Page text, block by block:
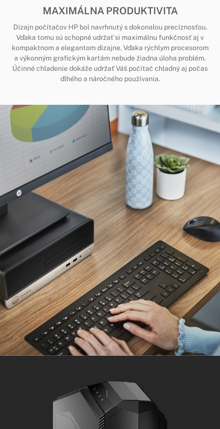
MAXIMÁLNA PRODUKTIVITA
Dizajn počítačov HP bol navrhnutý s dokonalou precíznosťou.
Vďaka tomu sú schopné udržať si maximálnu funkčnosť aj v
kompaktnom a elegantom dizajne. Vďaka rýchlym procesorom
a výkonným grafickým kartám nebude žiadna úloha problém.
Účinné chladenie dokáže udržať Váš počítač chladný aj počas
dlhého a náročného používania.